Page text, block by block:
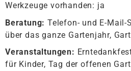
Werkzeuge vorhanden: ja
Beratung: Telefon- und E-Mail-
über das ganze Gartenjahr,
Veranstaltungen:
für Kinder, Tag der offenen